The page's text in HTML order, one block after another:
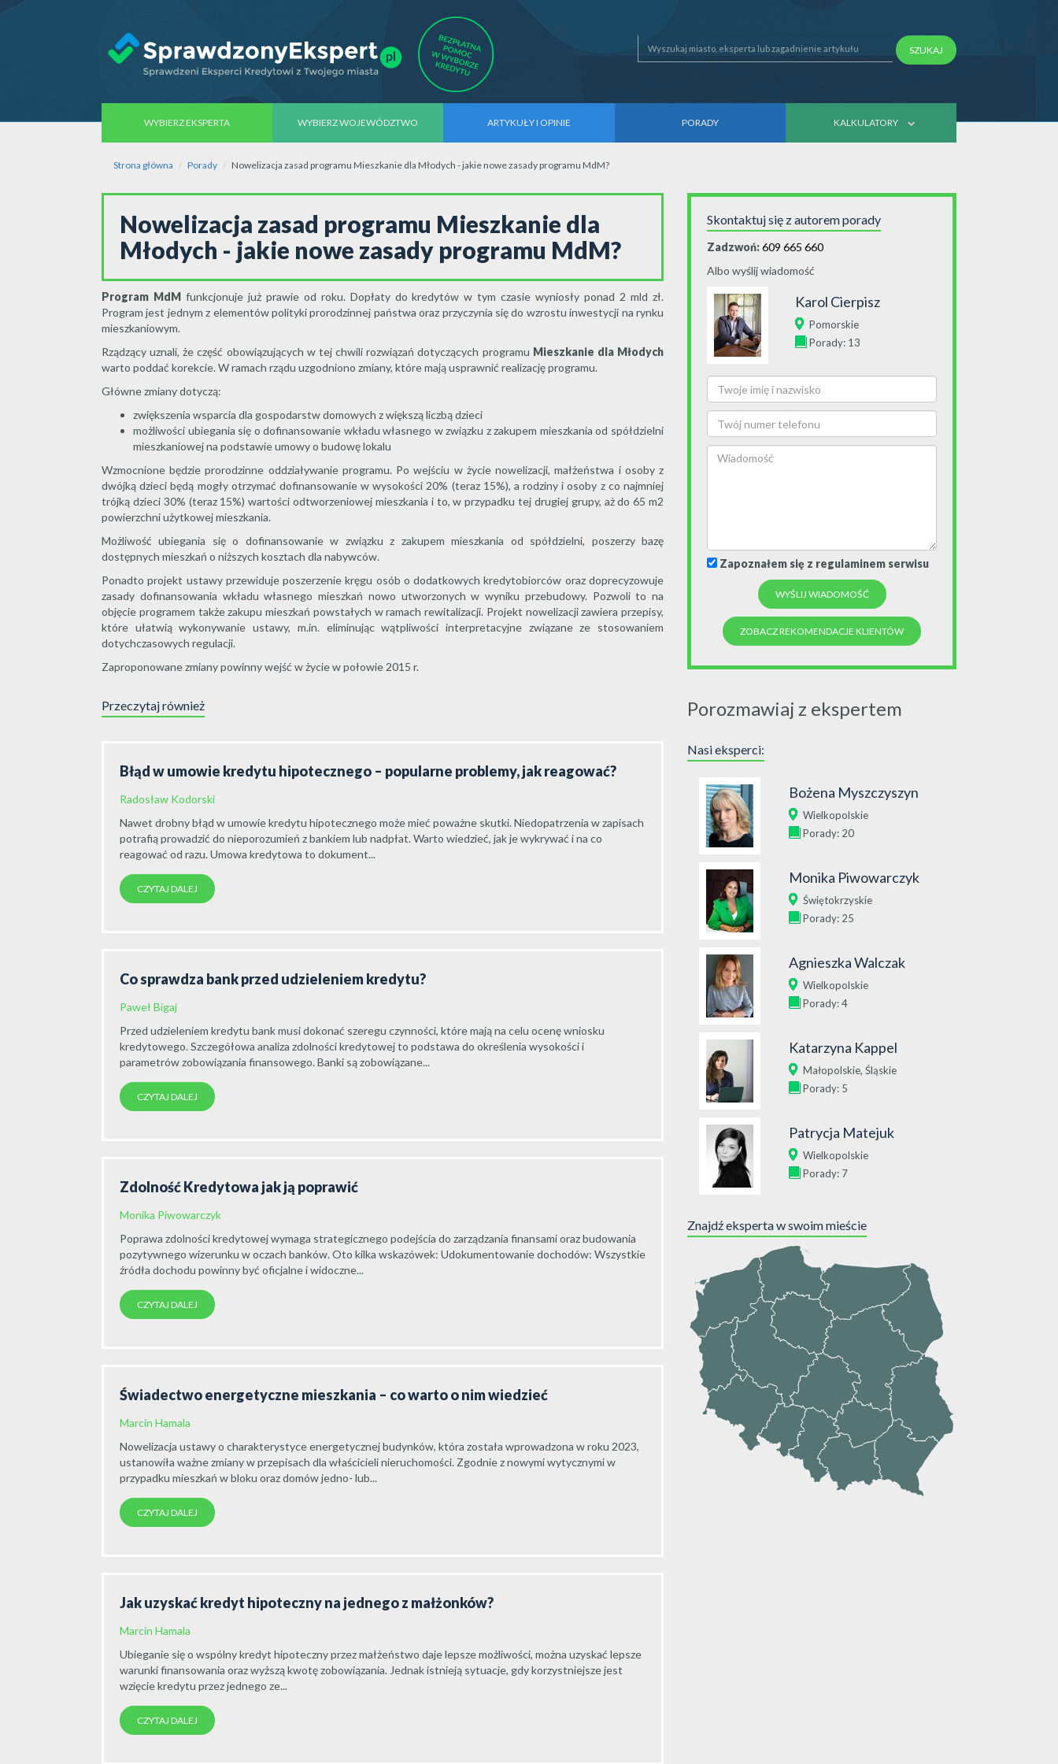
SZUKAJ
WYBIERZ EKSPERTA WYBIERZ WOJEWÓDZTWO ARTYKUŁY I OPINIE PORADY KALKULATORY
Strona główna Porady Nowelizacja zasad programu Mieszkanie dla Młodych - jakie nowe zasady programu MdM?
Nowelizacja zasad programu Mieszkanie dla
Młodych - jakie nowe zasady programu MdM?
Program MdM funkcjonuje już prawie od roku. Dopłaty do kredytów w tym czasie wyniosły ponad 2 mld zł.
Program jest jednym z elementów polityki prorodzinnej państwa oraz przyczynia się do wzrostu inwestycji na rynku
mieszkaniowym.
Rządzący uznali, że część obowiązujących w tej chwili rozwiązań dotyczących programu Mieszkanie dla Młodych
warto poddać korekcie. W ramach rządu uzgodniono zmiany, które mają usprawnić realizację programu.
Główne zmiany dotyczą:
zwiększenia wsparcia dla gospodarstw domowych z większą liczbą dzieci
możliwości ubiegania się o dofinansowanie wkładu własnego w związku z zakupem mieszkania od spółdzielni
mieszkaniowej na podstawie umowy o budowę lokalu
Wzmocnione będzie prorodzinne oddziaływanie programu. Po wejściu w życie nowelizacji, małżeństwa i osoby z
dwójką dzieci będą mogły otrzymać dofinansowanie w wysokości 20% (teraz 15%), a rodziny i osoby z co najmniej
trójką dzieci 30% (teraz 15%) wartości odtworzeniowej mieszkania i to, w przypadku tej drugiej grupy, aż do 65 m2
powierzchni użytkowej mieszkania.
Możliwość ubiegania się o dofinansowanie w związku z zakupem mieszkania od spółdzielni, poszerzy bazę
dostępnych mieszkań o niższych kosztach dla nabywców.
Ponadto projekt ustawy przewiduje poszerzenie kręgu osób o dodatkowych kredytobiorców oraz doprecyzowuje
zasady dofinansowania wkładu własnego mieszkań nowo utworzonych w wyniku przebudowy. Pozwoli to na
objęcie programem także zakupu mieszkań powstałych w ramach rewitalizacji. Projekt nowelizacji zawiera przepisy,
które ułatwią wykonywanie ustawy, m.in. eliminując wątpliwości interpretacyjne związane ze stosowaniem
dotychczasowych regulacji.
Zaproponowane zmiany powinny wejść w życie w połowie 2015 r.
Skontaktuj się z autorem porady
Zadzwoń:609 665 660
Albo wyślij wiadomość
Karol Cierpisz
Pomorskie
Porady: 13
Zapoznałem się z regulaminem serwisu
ZOBACZ REKOMENDACJE KLIENTÓW
Przeczytaj również
Błąd w umowie kredytu hipotecznego – popularne problemy, jak reagować?
Radosław Kodorski
Nawet drobny błąd w umowie kredytu hipotecznego może mieć poważne skutki. Niedopatrzenia w zapisach
potrafią prowadzić do nieporozumień z bankiem lub nadpłat. Warto wiedzieć, jak je wykrywać i na co
reagować od razu. Umowa kredytowa to dokument...
CZYTAJ DALEJ
Co sprawdza bank przed udzieleniem kredytu?
Paweł Bigaj
Przed udzieleniem kredytu bank musi dokonać szeregu czynności, które mają na celu ocenę wniosku
kredytowego. Szczegółowa analiza zdolności kredytowej to podstawa do określenia wysokości i
parametrów zobowiązania finansowego. Banki są zobowiązane...
CZYTAJ DALEJ
Zdolność Kredytowa jak ją poprawić
Monika Piwowarczyk
Poprawa zdolności kredytowej wymaga strategicznego podejścia do zarządzania finansami oraz budowania
pozytywnego wizerunku w oczach banków. Oto kilka wskazówek: Udokumentowanie dochodów: Wszystkie
źródła dochodu powinny być oficjalne i widoczne...
CZYTAJ DALEJ
Świadectwo energetyczne mieszkania – co warto o nim wiedzieć
Marcin Hamala
Nowelizacja ustawy o charakterystyce energetycznej budynków, która została wprowadzona w roku 2023,
ustanowiła ważne zmiany w przepisach dla właścicieli nieruchomości. Zgodnie z nowymi wytycznymi w
przypadku mieszkań w bloku oraz domów jedno- lub...
CZYTAJ DALEJ
Jak uzyskać kredyt hipoteczny na jednego z małżonków?
Marcin Hamala
Ubieganie się o wspólny kredyt hipoteczny przez małżeństwo daje lepsze możliwości, można uzyskać lepsze
warunki finansowania oraz wyższą kwotę zobowiązania. Jednak istnieją sytuacje, gdy korzystniejsze jest
wzięcie kredytu przez jednego ze...
CZYTAJ DALEJ
Porozmawiaj z ekspertem
Nasi eksperci:
Bożena Myszczyszyn
Wielkopolskie
Porady: 20
Monika Piwowarczyk
Świętokrzyskie
Porady: 25
Agnieszka Walczak
Wielkopolskie
Porady: 4
Katarzyna Kappel
Małopolskie, Śląskie
Porady: 5
Patrycja Matejuk
Wielkopolskie
Porady: 7
Znajdź eksperta w swoim mieście